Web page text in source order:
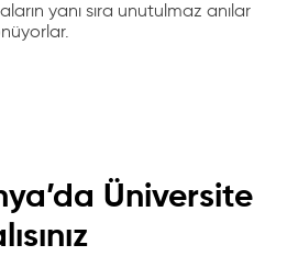
yanı sıra unutulmaz anılar
Üniversite